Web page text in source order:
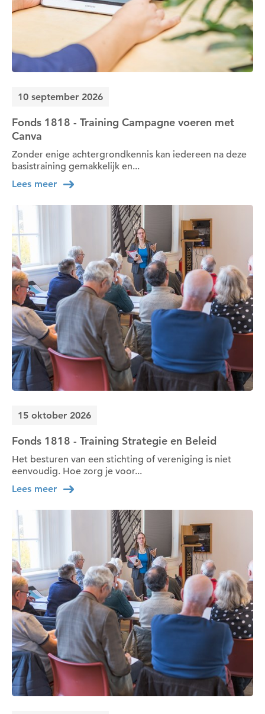
10 september 2026
Fonds 1818 - Training Campagne voeren met
Canva
Zonder enige achtergrondkennis kan iedereen na deze
basistraining gemakkelijk en...
Lees meer
15 oktober 2026
Fonds 1818 - Training Strategie en Beleid
Het besturen van een stichting of vereniging is niet
eenvoudig. Hoe zorg je voor...
Lees meer